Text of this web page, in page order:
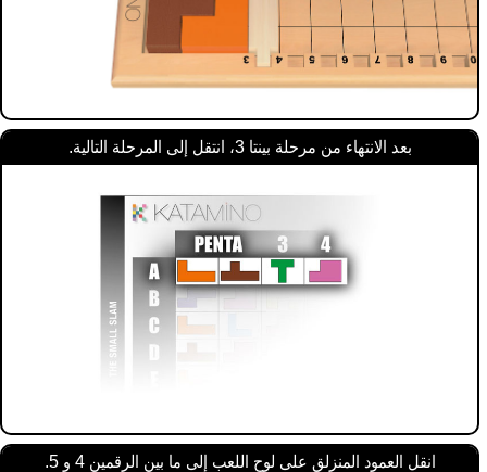
بعد الانتهاء من مرحلة بينتا 3، انتقل إلى المرحلة التالية.
انقل العمود المنزلق على لوح اللعب إلى ما بين الرقمين 4 و 5.